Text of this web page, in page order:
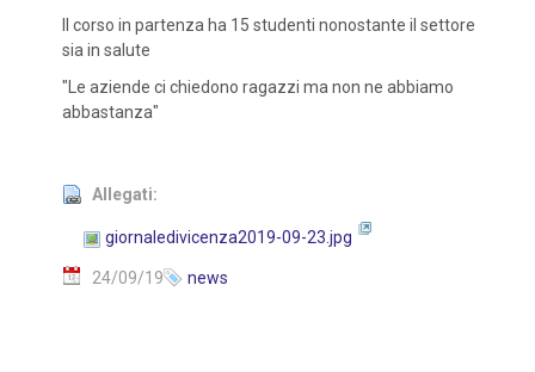
Il corso in partenza ha 15 studenti nonostante il settore
sia in salute
"Le aziende ci chiedono ragazzi ma non ne abbiamo
abbastanza"
Allegati:
giornaledivicenza2019-09-23.jpg
24/09/19 news